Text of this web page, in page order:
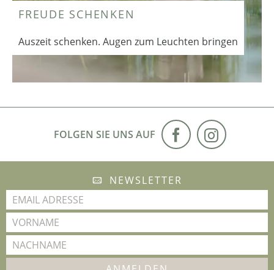
FREUDE SCHENKEN
Auszeit schenken. Augen zum Leuchten bringen
FOLGEN SIE UNS AUF
NEWSLETTER